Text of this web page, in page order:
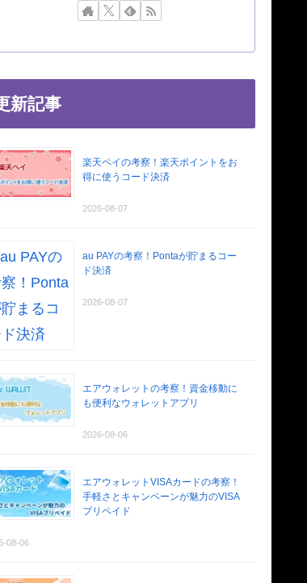
新記事
楽天ペイの考察！楽天ポイントをお
得に使うコード決済
2026-08-07
au PAYの考察！Pontaが貯まるコー
ド決済
2026-08-07
エアウォレットの考察！資金移動に
も便利なウォレットアプリ
2026-08-06
エアウォレットVISAカードの考察！
手軽さとキャンペーンが魅力のVISA
プリペイド
08-06